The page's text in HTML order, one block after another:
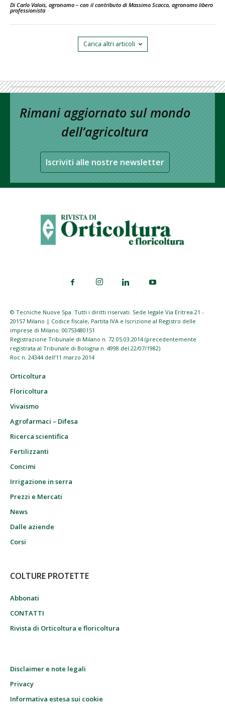
Di Carlo Valois, agronomo – con il contributo di Massimo Scacco, agronomo libero
professionista -
Carica altri articoli
Rimani aggiornato sul mondo
dell’agricoltura
Iscriviti alle nostre newsletter
© Tecniche Nuove Spa. Tutti i diritti riservati. Sede legale Via Eritrea 21 -
20157 Milano | Codice fiscale, Partita IVA e Iscrizione al Registro delle
imprese di Milano: 00753480151
Registrazione Tribunale di Milano n. 72 05.03.2014 (precedentemente
registrata al Tribunale di Bologna n. 4998 del 22/07/1982)
Roc n. 24344 dell’11 marzo 2014
Orticoltura
Floricoltura
Vivaismo
Agrofarmaci – Difesa
Ricerca scientifica
Fertilizzanti
Concimi
Irrigazione in serra
Prezzi e Mercati
News
Dalle aziende
Corsi
COLTURE PROTETTE
Abbonati
CONTATTI
Rivista di Orticoltura e floricoltura
Disclaimer e note legali
Privacy
Informativa estesa sui cookie